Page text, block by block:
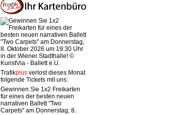
Trafikplusverlost dieses Monat
folgende Tickets mit uns:
Gewinnen Sie 1x2 Freikarten
für eines der besten neuen
narrativen Ballett "Two
Carpets" am Donnerstag, 8.